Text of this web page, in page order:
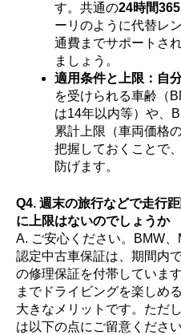
す。共通の24時間
ーリのように代替レ
通費までサポートさ
ましょう。
適用条件と上限：自
を受けられる車齢（
は14年以内等）や、
累計上限（車両価格
把握しておくことで
防げます。
Q4. 週末の旅行などで走行
に上限はないのでしょうか
A. ご安心ください。BMW
認定中古車保証は、期間内
の修理保証を付帯していま
までドライビングを楽しめ
大きなメリットです。ただ
は以下の点にご留意ください